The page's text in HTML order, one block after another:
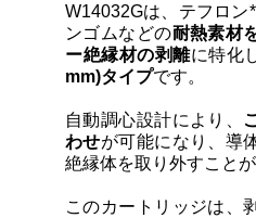
カートリッジとこて先
サポート
W14032Gは、テフロン
ンゴムなどの耐熱素材
ー絶縁材の剥離に特化
mm)タイプです。
自動調心設計により、
わせが可能になり、導
絶縁体を取り外すことが
このカートリッジは、